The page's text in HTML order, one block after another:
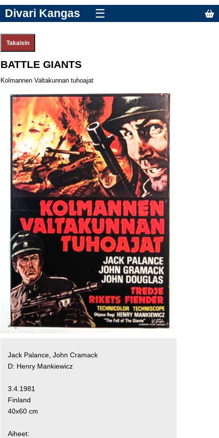
Divari Kangas ☰
BATTLE GIANTS
Kolmannen Valtakunnan tuhoajat
Jack Palance, John Cramack
D: Henry Mankiewicz
3.4.1981
Finland
40x60 cm
Aiheet: